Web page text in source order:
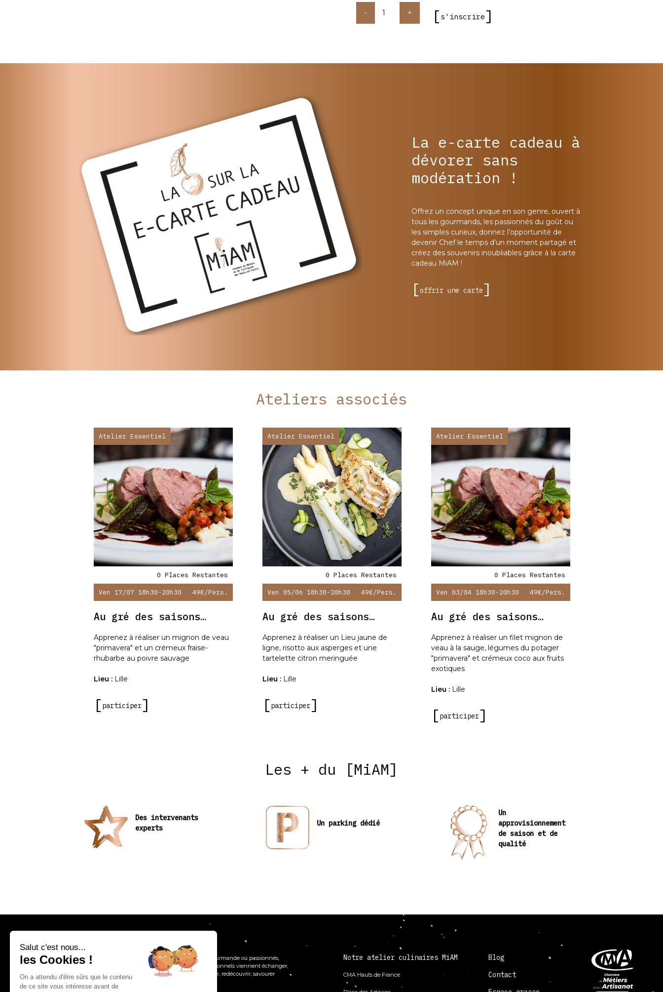
quantité
Les
s'inscrire
La e-carte cadeau à
dévorer sans
modération !
Offrez un concept unique en son genre, ouvert à
tous les gourmands, les passionnés du goût ou
les simples curieux, donnez l’opportunité de
devenir Chef le temps d’un moment partagé et
créez des souvenirs inoubliables grâce à la carte
cadeau MiAM !
offrir une carte
Ateliers associés
Atelier Essentiel
0 Places Restantes
Ven 17/07 18h30-20h30 49€/pers.
Au gré des saisons…
Apprenez à réaliser un mignon de veau
"primavera" et un crémeux fraise-
rhubarbe au poivre sauvage
Lieu : Lille
participer
Atelier Essentiel
0 Places Restantes
Ven 05/06 18h30-20h30 49€/pers.
Au gré des saisons…
Apprenez à réaliser un Lieu jaune de
ligne, risotto aux asperges et une
tartelette citron meringuée
Lieu : Lille
participer
Atelier Essentiel
0 Places Restantes
Ven 03/04 18h30-20h30 49€/pers.
Au gré des saisons…
Apprenez à réaliser un filet mignon de
veau à la sauge, légumes du potager
"primavera" et crémeux coco aux fruits
exotiques
Lieu : Lille
participer
Les + du [MiAM]
Des intervenants
experts
Un parking dédié
Un
approvisionnement
de saison et de
qualité
Une parenthèse gourmande où passionnés,
amateurs et professionnels viennent échanger,
apprendre, découvrir, redécouvrir, savourer
Notre atelier culinaires MiAM
CMA Hauts de France
Blog
Contact
Salut c'est nous...
les Cookies !
On a attendu d'être sûrs que le contenu
de ce site vous intéresse avant de